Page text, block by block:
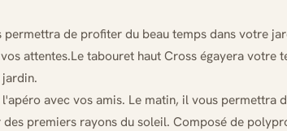
de profiter du beau temps dans votre
attentes.Le tabouret haut Cross égayera votre
avec vos amis. Le matin, il vous permettra
premiers rayons du soleil. Composé de